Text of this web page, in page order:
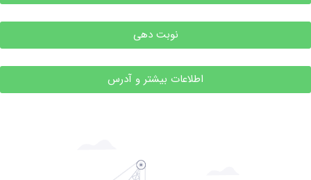
نوبت دهی
اطلاعات بیشتر و آدرس